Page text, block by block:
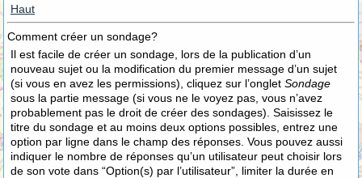
Haut
Comment créer un sondage?
Il est facile de créer un sondage, lors de la publication d’un
nouveau sujet ou la modification du premier message d’un sujet
(si vous en avez les permissions), cliquez sur l’onglet Sondage
sous la partie message (si vous ne le voyez pas, vous n’avez
probablement pas le droit de créer des sondages). Saisissez le
titre du sondage et au moins deux options possibles, entrez une
option par ligne dans le champ des réponses. Vous pouvez aussi
indiquer le nombre de réponses qu’un utilisateur peut choisir lors
de son vote dans “Option(s) par l’utilisateur”, limiter la durée en